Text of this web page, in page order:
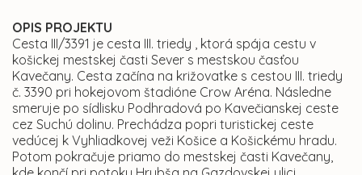
OPIS PROJEKTU
Cesta III/3391 je cesta III. triedy , ktorá spája cestu v
košickej mestskej časti Sever s mestskou časťou
Kavečany. Cesta začína na križovatke s cestou III. triedy
č. 3390 pri hokejovom štadióne Crow Aréna. Následne
smeruje po sídlisku Podhradová po Kavečianskej ceste
cez Suchú dolinu. Prechádza popri turistickej ceste
vedúcej k Vyhliadkovej veži Košice a Košickému hradu.
Potom pokračuje priamo do mestskej časti Kavečany,